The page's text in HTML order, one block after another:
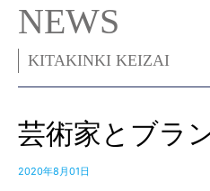
NEWS
KITAKINKI KEIZAI
芸術家とブラ
2020年8月01日